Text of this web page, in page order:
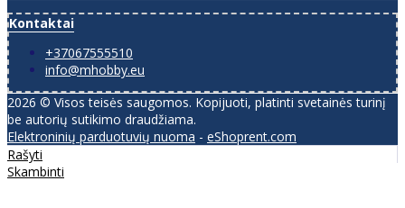
Kontaktai
+37067555510
info@mhobby.eu
2026 © Visos teisės saugomos. Kopijuoti, platinti svetainės turinį
be autorių sutikimo draudžiama.
Elektroninių parduotuvių nuoma - eShoprent.com
Rašyti
Skambinti